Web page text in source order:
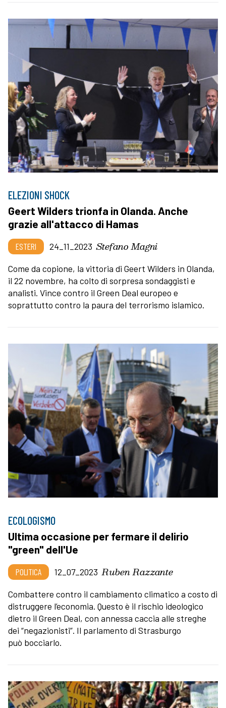
ELEZIONI SHOCK
Geert Wilders trionfa in Olanda. Anche
grazie all'attacco di Hamas
ESTERI 24_11_2023 Stefano Magni
Come da copione, la vittoria di Geert Wilders in Olanda,
il 22 novembre, ha colto di sorpresa sondaggisti e
analisti. Vince contro il Green Deal europeo e
soprattutto contro la paura del terrorismo islamico.
ECOLOGISMO
Ultima occasione per fermare il delirio
"green" dell'Ue
POLITICA 12_07_2023 Ruben Razzante
Combattere contro il cambiamento climatico a costo di
distruggere l’economia. Questo è il rischio ideologico
dietro il Green Deal, con annessa caccia alle streghe
dei “negazionisti”. Il parlamento di Strasburgo
può bocciarlo.